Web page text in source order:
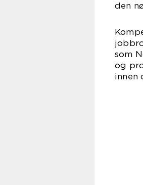
den
som
og
innen